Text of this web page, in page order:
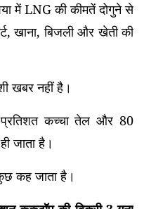
में LNG की कीमतें दोगुने से
खाना, बिजली और खेती की
खबर नहीं है।
प्रतिशत कच्चा तेल और 80
जाता है।
कह जाता है।